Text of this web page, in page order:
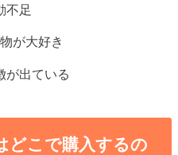
不足
が大好き
が出ている
どこで購入するの